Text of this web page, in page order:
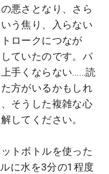
悪さとなり、さら
う焦り、入らない
ロークにつなが
ていたのです。パ
手くならない……読
方がいるかもしれ
そうした複雑な心
してください。
トボトルを使った
に水を3分の1程度